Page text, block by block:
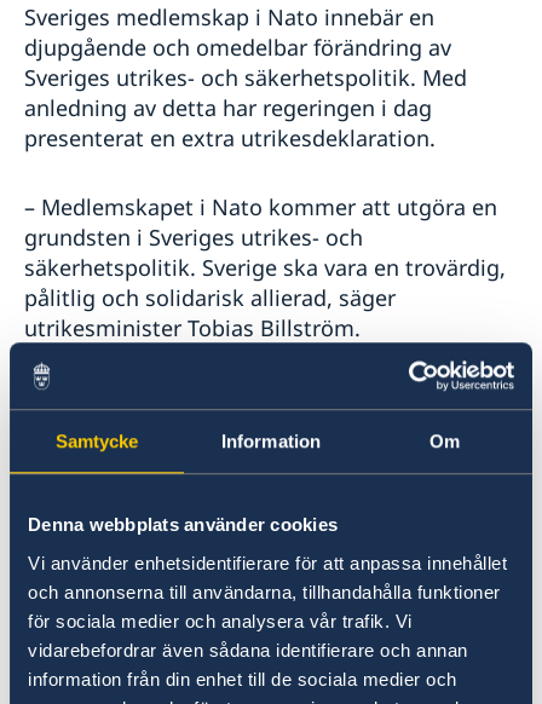
Samtycke Information Om
Denna webbplats använder cookies
Vi använder enhetsidentifierare för att anpassa innehållet
och annonserna till användarna, tillhandahålla funktioner
för sociala medier och analysera vår trafik. Vi
vidarebefordrar även sådana identifierare och annan
information från din enhet till de sociala medier och
Sveriges medlemskap i Nato innebär en
djupgående och omedelbar förändring av
Sveriges utrikes- och säkerhetspolitik. Med
anledning av detta har regeringen i dag
presenterat en extra utrikesdeklaration.
– Medlemskapet i Nato kommer att utgöra en
grundsten i Sveriges utrikes- och
säkerhetspolitik. Sverige ska vara en trovärdig,
pålitlig och solidarisk allierad, säger
utrikesminister Tobias Billström.
Som medlem i Nato kommer Sverige att
avskräckning och kollektivt försvar,
– Vi ska fortsätta främja grundvärden i svensk
utrikes- och säkerhetspolitik vilket innebär att
vi ska stå upp för folkrätten, mänskliga
rättigheter och jämställdhet, och vara en stark
röst för rustningskontroll, nedrustning och